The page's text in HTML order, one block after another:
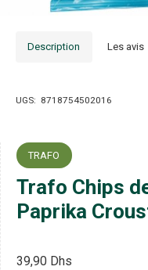
Description Les avis
UGS: 8718754502016
TRAFO
Trafo Chips
Paprika
39,90 Dhs